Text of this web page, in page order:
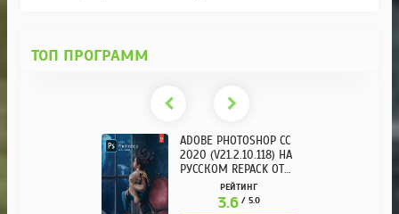
ТОП ПРОГРАММ
ADOBE PHOTOSHOP CC
2020 (V21.2.10.118) НА
РУССКОМ REPACK ОТ
KPOJIUKРЕЙТИНГ
3.6/ 5.0